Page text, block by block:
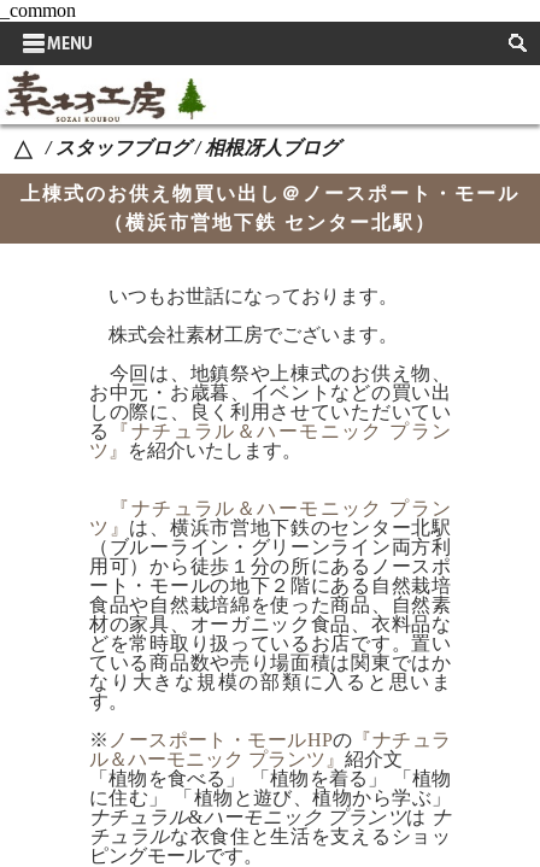
_common
△ / スタッフブログ / 相根冴人ブログ
上棟式のお供え物買い出し＠ノースポート・モール
（横浜市営地下鉄 センター北駅）
いつもお世話になっております。
株式会社素材工房でございます。
今回は、地鎮祭や上棟式のお供え物、
お中元・お歳暮、イベントなどの買い出
しの際に、良く利用させていただいてい
る
『ナチュラル＆ハーモニック プラン
ツ』
を紹介いたします。
『ナチュラル＆ハーモニック プラン
ツ』 は、 横浜市営地下鉄のセンター北駅
（ブルーライン・グリーンライン両方利
用可）から徒歩１分の所にあるノースポ
ート・モールの地下２階にある自然栽培
食品や自然栽培綿を使った商品、自然素
材の家具、オーガニック食品、衣料品な
どを常時取り扱っているお店です。置い
ている商品数や売り場面積は関東ではか
なり大きな規模の部類に入ると思いま
す。
※ ノースポート・モールHPの 『ナチュラ
ル＆ハーモニック プランツ』 紹介文
「植物を食べる」 「植物を着る」 「植物
に住む」 「植物と遊び、植物から学ぶ」
ナチュラル&ハーモニック プランツは ナ
チュラルな衣食住と生活を支えるショッ
ピングモールです。
サイドメニュー
取扱い商品
取扱い商品使用例
スタッフブログ
自然素材の特長
取扱い商品を決める際のこだわり
初めてのお取引となるお客様
サンプルをご希望の方
お問い合わせ